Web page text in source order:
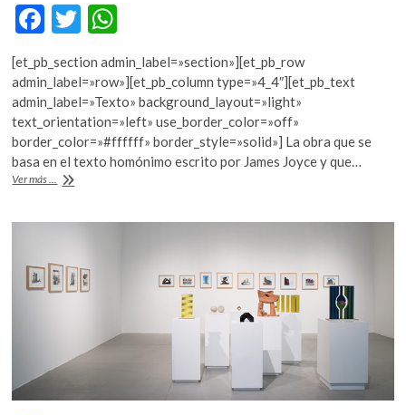
F
e
b
o
o
k
T
w
itt
er
h
at
s
A
p
[et_pb_section admin_label=»section»][et_pb_row
admin_label=»row»][et_pb_column type=»4_4″][et_pb_text
admin_label=»Texto» background_layout=»light»
text_orientation=»left» use_border_color=»off»
border_color=»#ffffff» border_style=»solid»] La obra que se
basa en el texto homónimo escrito por James Joyce y que…
Ver más ... “Exiliados”:
del
siglo